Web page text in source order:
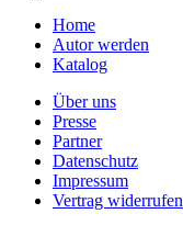
Home
Autor werden
Katalog
Über uns
Presse
Partner
Datenschutz
Impressum
Vertrag widerrufen